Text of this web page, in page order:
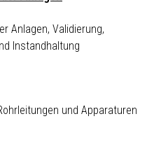
Anlagen, Validierung,
Instandhaltung
und Apparaturen